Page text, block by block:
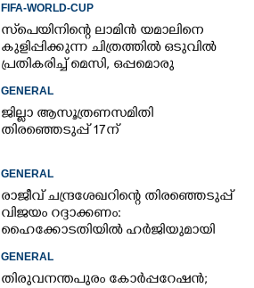
ബാധിച്ചേക്കാം
FIFA-WORLD-CUP
സ്‌പെയിനിന്റെ ലാമിൻ യമാലിനെ
കുളിപ്പിക്കുന്ന ചിത്രത്തിൽ ഒടുവിൽ
പ്രതികരിച്ച് മെസി, ഒപ്പമൊരു
GENERAL
ജില്ലാ ആസൂത്രണസമിതി
തിരഞ്ഞെടുപ്പ് 17ന്
GENERAL
രാജീവ് ചന്ദ്രശേഖറിന്റെ തിരഞ്ഞെടുപ്പ്
വിജയം റദ്ദാക്കണം:
ഹൈക്കോടതിയിൽ ഹർജിയുമായി
GENERAL
തിരുവനന്തപുരം കോർപ്പറേഷൻ;